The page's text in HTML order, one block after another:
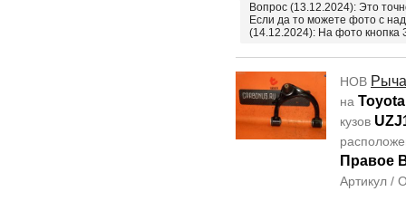
Вопрос (13.12.2024): Это
Если да то можете фото с
(14.12.2024): На фото
НОВ
на
кузов
Правое
Артикул /